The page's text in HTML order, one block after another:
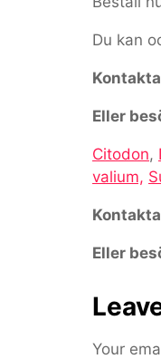
Du kan
Eller
Citodon,
valium,
Eller
Your